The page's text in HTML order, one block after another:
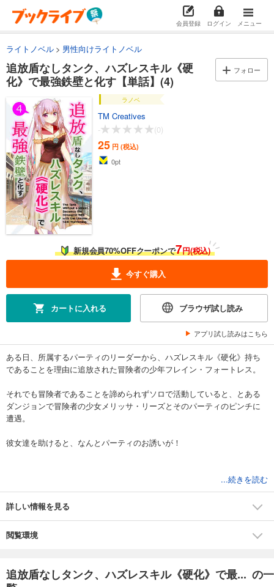
会員登録 ログイン メニュー
ライトノベル 男性向けライトノベル
追放盾なしタンク、ハズレスキル《硬
化》で最強鉄壁と化す【単話】(4)
フォロー
ラノベ
TM Creatives
-
(0)
25 円 (税込)
0pt
新規会員70%OFFクーポンで7円(税込)
今すぐ購入
カートに入れる ブラウザ試し読み
アプリ試し読みはこちら
ある日、所属するパーティのリーダーから、ハズレスキル《硬化》持ち
であることを理由に追放された冒険者の少年フレイン・フォートレス。
それでも冒険者であることを諦められずソロで活動していると、とある
ダンジョンで冒険者の少女メリッサ・リーズとそのパーティのピンチに
遭遇。
彼女達を助けると、なんとパーティのお誘いが！
かくしてフレインは本当の居場所となるパーティと出会う……。
っていく物語――。
...続きを読む
詳しい情報を見る
閲覧環境
追放盾なしタンク、ハズレスキル《硬化》で最... の一